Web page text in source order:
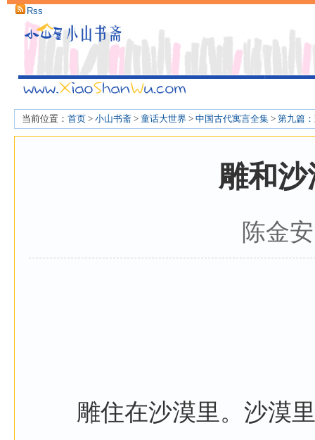
Rss
当前位置： 首页 > 小山书斋 > 童话大世界 > 中国古代寓言全集 > 第九篇
雕和沙
陈金安
雕住在沙漠里。沙漠里